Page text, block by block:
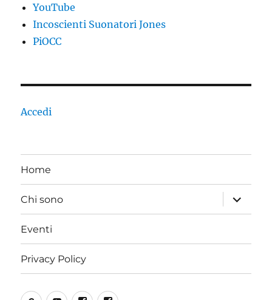
YouTube
Incoscienti Suonatori Jones
PiOCC
Accedi
Home
Chi sono
apri
i
menu
Eventi
Privacy Policy